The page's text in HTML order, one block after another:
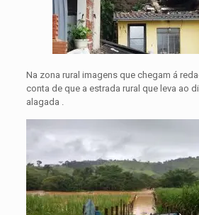
Na zona rural imagens que chegam á
conta de que a estrada rural que leva ao
alagada .